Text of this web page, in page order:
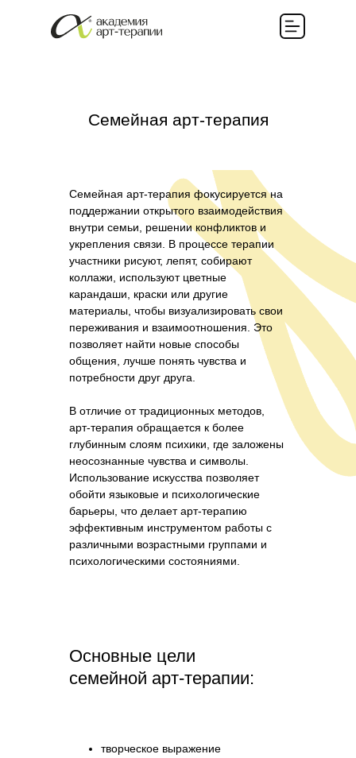
Семейная арт-терапия
Основные цели
семейной арт-терапии:
творческое выражение
Семейная арт-терапия фокусируется на
поддержании открытого взаимодействия
внутри семьи, решении конфликтов и
укрепления связи. В процессе терапии
участники рисуют, лепят, собирают
коллажи, используют цветные
карандаши, краски или другие
материалы, чтобы визуализировать свои
переживания и взаимоотношения. Это
позволяет найти новые способы
общения, лучше понять чувства и
потребности друг друга.
В отличие от традиционных методов,
арт-терапия обращается к более
глубинным слоям психики, где заложены
неосознанные чувства и символы.
Использование искусства позволяет
обойти языковые и психологические
барьеры, что делает арт-терапию
эффективным инструментом работы с
различными возрастными группами и
психологическими состояниями.